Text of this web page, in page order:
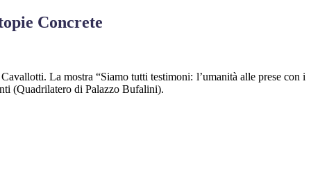
Concrete
La mostra “Siamo tutti testimoni: l’umanità alle prese con i
(Quadrilatero di Palazzo Bufalini).